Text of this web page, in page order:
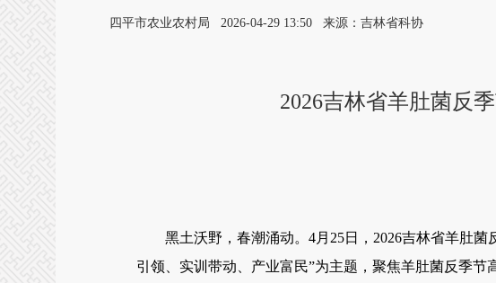
四平市农业农村局 2026-04-29 13:50 来源：吉林省科协
2026吉林省羊肚菌反
黑土沃野，春潮涌动。4月25日，2026吉林省羊肚菌
引领、实训带动、产业富民”为主题，聚焦羊肚菌反季